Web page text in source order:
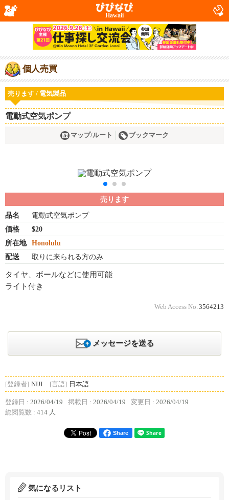
Hawaii
個人売買
売ります / 電気製品
電動式空気ポンプ
マップ/ルート ブックマーク
売ります
品名
電動式空気ポンプ
価格
$20
所在地
Honolulu
配送
取りに来られる方のみ
タイヤ、ボールなどに使用可能
ライト付き
Web Access No. 3564213
メッセージを送る
[登録者] NIJI [言語] 日本語
登録日 : 2026/04/19 掲載日 : 2026/04/19 変更日 : 2026/04/19
総閲覧数 : 414 人
Share
気になるリスト